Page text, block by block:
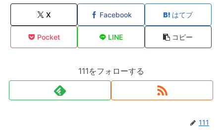
X Facebook はてブ
Pocket LINE コピー
111をフォローする
111